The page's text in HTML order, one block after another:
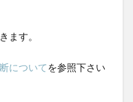
ます。
についてを参照下さい